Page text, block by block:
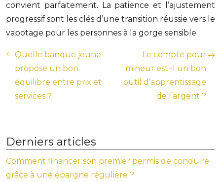
convient parfaitement. La patience et l’ajustement
progressif sont les clés d’une transition réussie vers le
vapotage pour les personnes à la gorge sensible.
Quelle banque jeune
propose un bon
équilibre entre prix et
services ?
Le compte pour
mineur est-il un bon
outil d’apprentissage
de l’argent ?
Derniers articles
Comment financer son premier permis de conduire
grâce à une épargne régulière ?